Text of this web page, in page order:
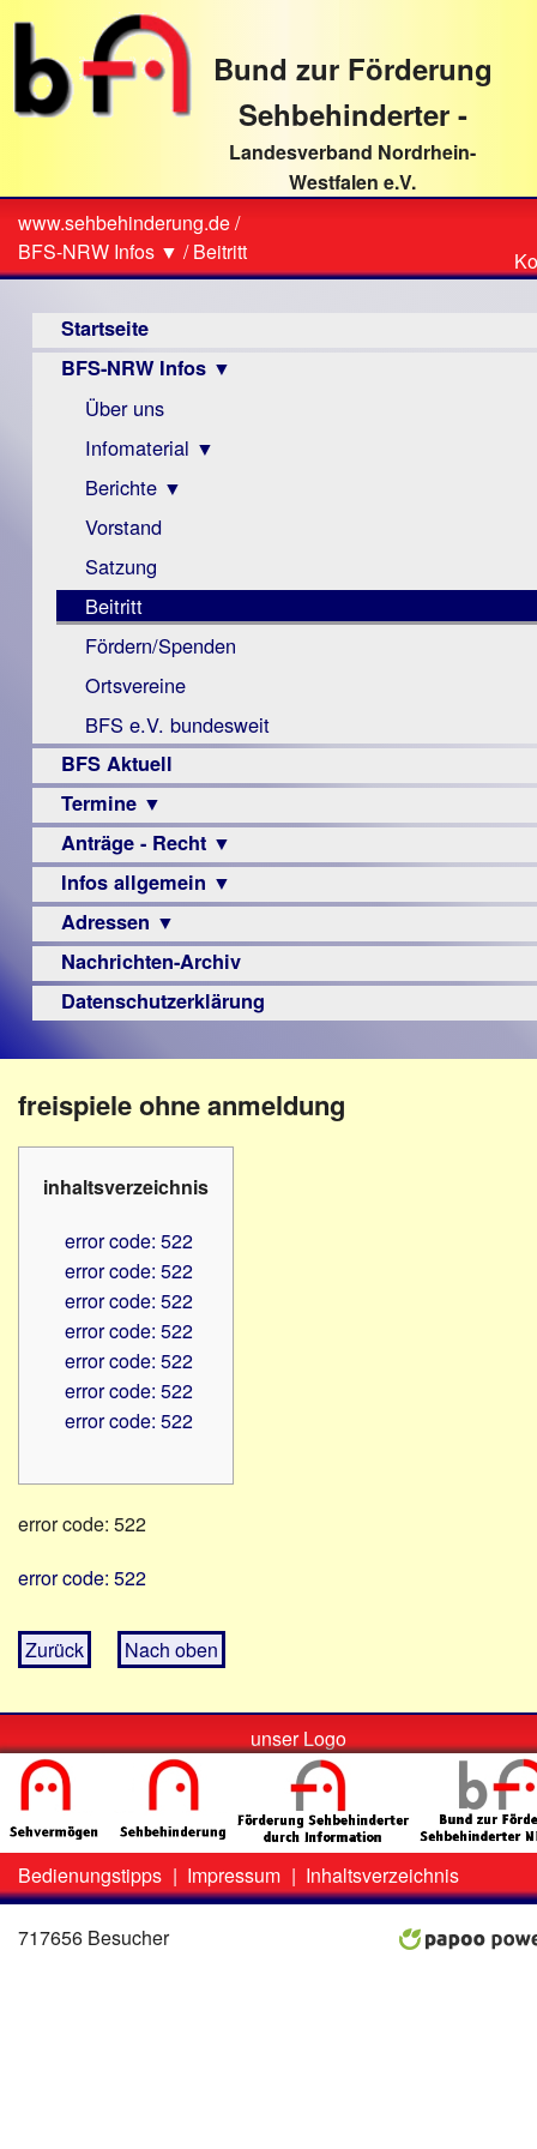
direkt
Textinhalt
Bund zur Förderung
Sehbehinderter -
Landesverband Nordrhein-
Westfalen e.V.
Sie
sind
hier
www.sehbehinderung.de/
BFS-NRW Infos ▼ /Beitritt
Startseite
BFS-NRW Infos ▼
Über uns
Infomaterial ▼
Visus
Zeitschrift
Monokular
Mac
Instagram-
Links
Berichte ▼
Archiv
Berichte
Vorstand
Satzung
Beitritt
Fördern/Spenden
Ortsvereine
BFS e.V. bundesweit
BFS Aktuell
Termine ▼
Veranstaltungsprogramme
Anträge - Recht ▼
Archiv
Urteile
Infos allgemein ▼
Sehbehinderung
Frühförderung
Schule
–
Beruf
Hilfsmittel
-
PC
Adressen ▼
Augenoptiker
Berufsbildungswerke
Hörbüchereien
Reha-
Lehrer
Verbände
Nachrichten-Archiv
Datenschutzerklärung
freispiele ohne anmeldung
inhaltsverzeichnis
error code: 522
error code: 522
error code: 522
error code: 522
error code: 522
error code: 522
error code: 522
error code: 522
error code: 522
Zurück Nach oben
unser Logo
Zweit-
Menü
Bedienungstipps | Impressum | Inhaltsverzeichnis
717656 Besucher